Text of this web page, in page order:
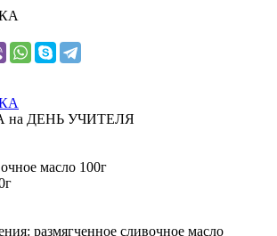
на ДЕНЬ УЧИТЕЛЯ
масло 100г
размягченное сливочное масло